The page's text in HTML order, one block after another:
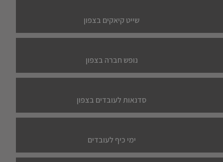
שייט קיאקים בצפון
נופש חברה בצפון
סדנאות לעובדים בצפון
ימי כיף לעובדים